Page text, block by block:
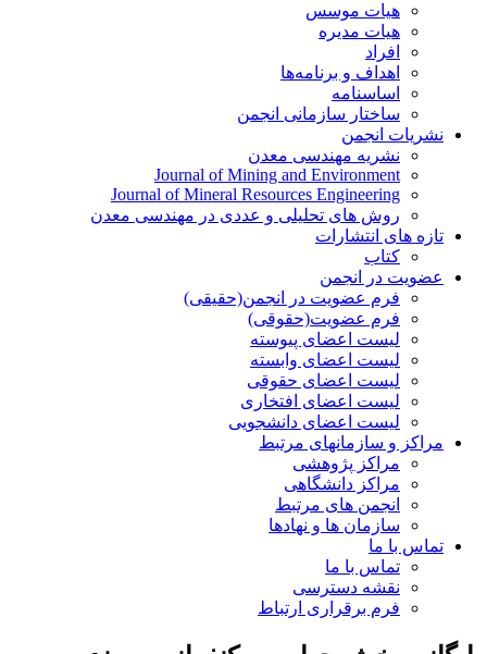
هیات موسس
هیات مدیره
افراد
اهداف و برنامه‌ها
اساسنامه
ساختار سازمانی انجمن
نشریات انجمن
نشریه مهندسی معدن
Journal of Mining and Environment
Journal of Mineral Resources Engineering
روش های تحلیلی و عددی در مهندسی معدن
تازه های انتشارات
کتاب
عضویت در انجمن
فرم عضویت در انجمن(حقیقی)
فرم عضویت(حقوقی)
لیست اعضای پیوسته
لیست اعضای وابسته
لیست اعضای حقوقی
لیست اعضای افتخاری
لیست اعضای دانشجویی
مراکز و سازمانهای مرتبط
مراکز پژوهشی
مراکز دانشگاهی
انجمن های مرتبط
سازمان ها و نهادها
تماس با ما
تماس با ما
نقشه دسترسی
فرم برقراری ارتباط